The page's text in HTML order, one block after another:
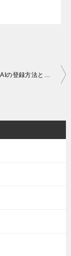
ビットランドAIの登録方法と稼ぎ方の完全ガイド